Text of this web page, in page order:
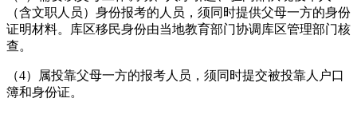
（含文职人员）身份报考的人员，须同时提供父母一方的身份
证明材料。库区移民身份由当地教育部门协调库区管理部门核
查。
（4）属投靠父母一方的报考人员，须同时提交被投靠人户口
簿和身份证。